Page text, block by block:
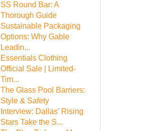
SS Round Bar: A
Thorough Guide
Sustainable Packaging
Options: Why Gable
Leadin...
Essentials Clothing
Official Sale | Limited-
Tim...
The Glass Pool Barriers:
Style & Safety
Interview: Dallas' Rising
Stars Take the S...